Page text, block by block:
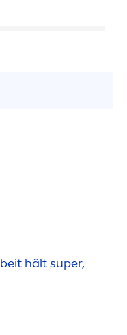
hält super,